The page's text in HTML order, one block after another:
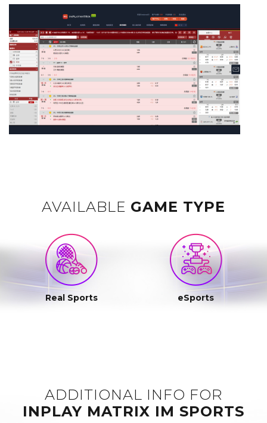
AVAILABLE GAME TYPE
Real Sports eSports
ADDITIONAL INFO FOR
INPLAY MATRIX IM SPORTS